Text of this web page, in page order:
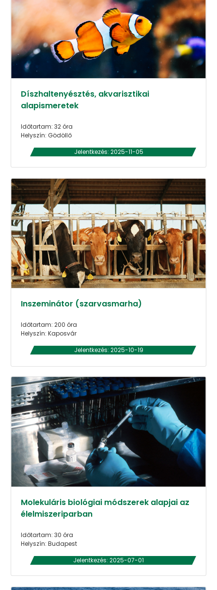
Díszhaltenyésztés, akvarisztikai
alapismeretek
Időtartam: 32 óra
Helyszín: Gödöllő
Jelentkezés: 2025-11-05
Inszeminátor (szarvasmarha)
Időtartam: 200 óra
Helyszín: Kaposvár
Jelentkezés: 2025-10-19
Molekuláris biológiai módszerek alapjai az
élelmiszeriparban
Időtartam: 30 óra
Helyszín: Budapest
Jelentkezés: 2025-07-01